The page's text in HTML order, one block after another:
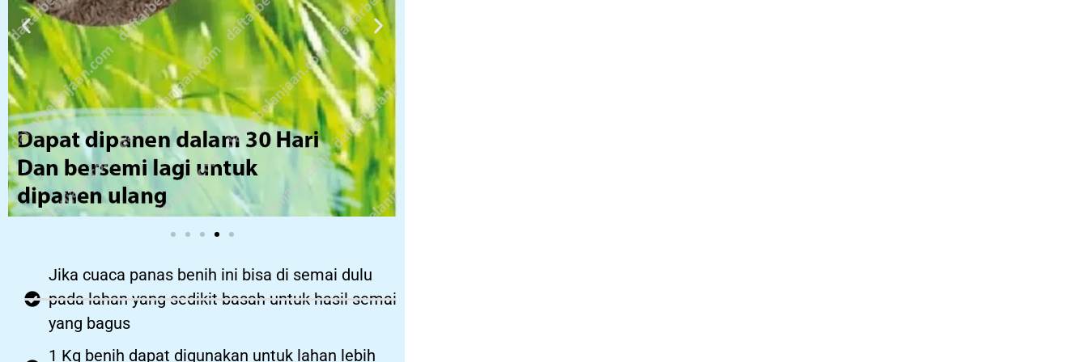
Jika cuaca panas benih ini bisa di semai dulu
pada lahan yang sedikit basah untuk hasil semai
yang bagus
1 Kg benih dapat digunakan untuk lahan lebih